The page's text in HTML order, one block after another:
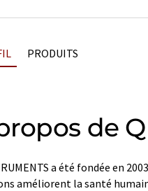
PRODUITS
de
a été fondée en
améliorent la santé